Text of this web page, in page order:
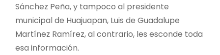
Sánchez Peña, y tampoco al presidente
municipal de Huajuapan, Luis de Guadalupe
Martínez Ramírez, al contrario, les esconde toda
esa información.